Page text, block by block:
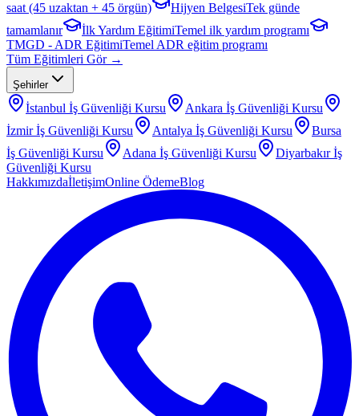
saat (45 uzaktan + 45 örgün)
Hijyen BelgesiTek günde
tamamlanır
İlk Yardım EğitimiTemel ilk yardım programı
TMGD - ADR EğitimiTemel ADR eğitim programı
Tüm Eğitimleri Gör →
Şehirler
İstanbul İş Güvenliği Kursu Ankara İş Güvenliği Kursu
İzmirİş Güvenliği Kursu Antalya İş Güvenliği Kursu
Bursa
İş Güvenliği Kursu
Adana İş Güvenliği Kursu Diyarbakırİş
Güvenliği Kursu
HakkımızdaİletişimOnline ÖdemeBlog